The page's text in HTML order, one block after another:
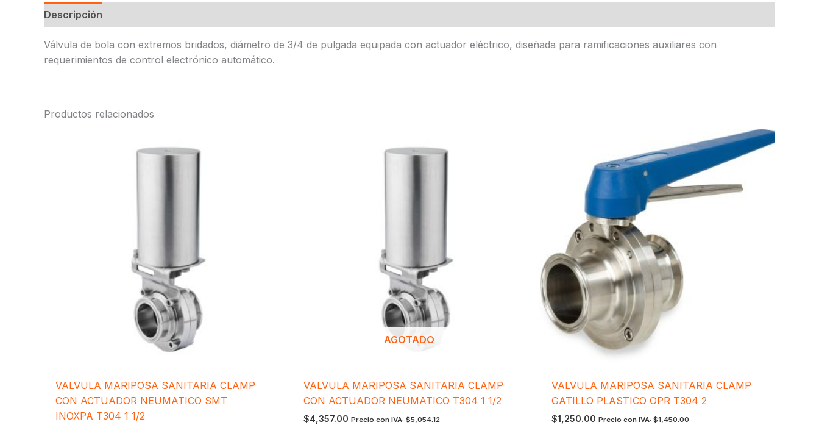
Descripción
Válvula de bola con extremos bridados, diámetro de 3/4 de pulgada equipada con actuador eléctrico, diseñada para ramificaciones auxiliares con
requerimientos de control electrónico automático.
Productos relacionados
VALVULA MARIPOSA SANITARIA CLAMP
CON ACTUADOR NEUMATICO SMT
INOXPA T304 1 1/2
AGOTADO
VALVULA MARIPOSA SANITARIA CLAMP
CON ACTUADOR NEUMATICO T304 1 1/2
$4,357.00 Precio con IVA: $5,054.12
VALVULA MARIPOSA SANITARIA CLAMP
GATILLO PLASTICO OPR T304 2
$1,250.00 Precio con IVA: $1,450.00